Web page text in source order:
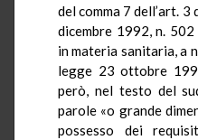
del comma 7 dell’art.
dicembre 1992, n.
in materia sanitaria, a
legge 23 ottobre
però, nel testo del
parole «o grande
possesso dei